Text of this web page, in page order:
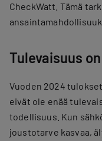
CheckWatt. Tämä
Tulevaisuus
Vuoden 2024
eivät ole enää
todellisuus. Kun
joustotarve kasvaa,